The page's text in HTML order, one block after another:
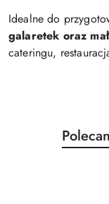
Idealne do
galaretek oraz
cateringu,
Pomiń
o